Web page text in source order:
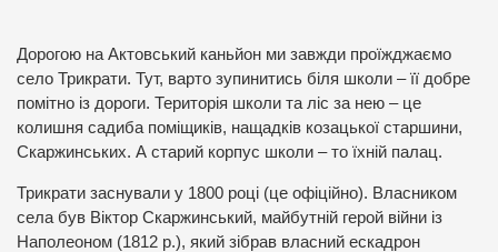
Дорогою на Актовський каньйон ми завжди проїжджаємо
село Трикрати. Тут, варто зупинитись біля школи – її добре
помітно із дороги. Територія школи та ліс за нею – це
колишня садиба поміщиків, нащадків козацької старшини,
Скаржинських. А старий корпус школи – то їхній палац.
Трикрати заснували у 1800 році (це офіційно). Власником
села був Віктор Скаржинський, майбутній герой війни із
Наполеоном (1812 р.), який зібрав власний ескадрон